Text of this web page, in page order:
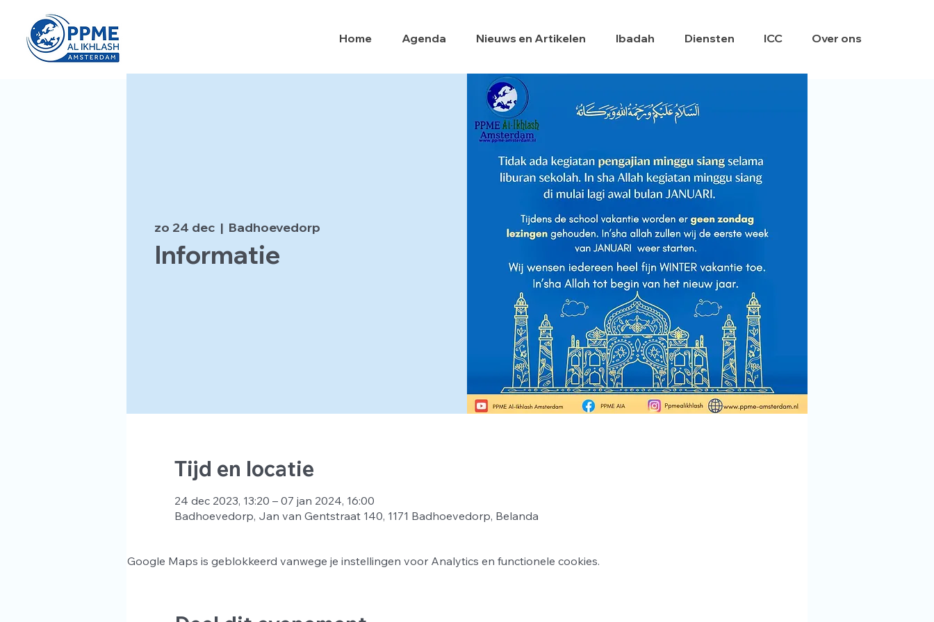
Home Agenda Nieuws en Artikelen Ibadah Diensten ICC Over ons
zo 24 dec
  |
Badhoevedorp
Informatie
Tijd en locatie
24 dec 2023, 13:20 – 07 jan 2024, 16:00
Badhoevedorp, Jan van Gentstraat 140, 1171 Badhoevedorp, Belanda
Google Maps is geblokkeerd vanwege je instellingen voor Analytics en functionele cookies.